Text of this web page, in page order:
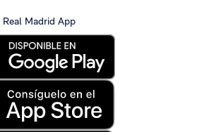
Real Madrid App